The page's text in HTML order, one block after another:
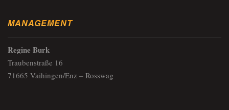
MANAGEMENT
Regine Burk
Traubenstraße 16
71665 Vaihingen/Enz – Rosswag